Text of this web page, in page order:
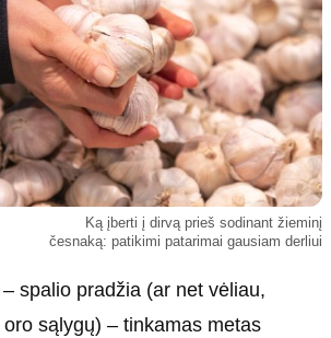
Slapukų politika
Ką įberti į dirvą prieš sodinant žieminį
česnaką: patikimi patarimai gausiam derliui
spalio pradžia (ar net vėliau,
sąlygų) – tinkamas metas